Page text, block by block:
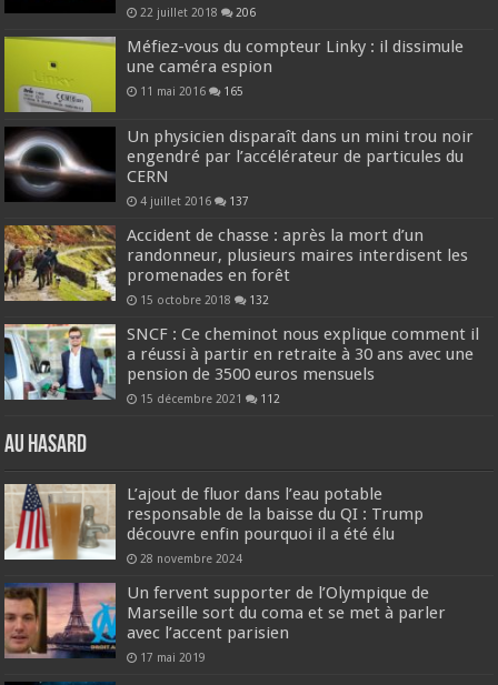
22 juillet 2018 206
Méfiez-vous du compteur Linky : il dissimule
une caméra espion
11 mai 2016 165
Un physicien disparaît dans un mini trou noir
engendré par l’accélérateur de particules du
CERN
4 juillet 2016 137
Accident de chasse : après la mort d’un
randonneur, plusieurs maires interdisent les
promenades en forêt
15 octobre 2018 132
SNCF : Ce cheminot nous explique comment il
a réussi à partir en retraite à 30 ans avec une
pension de 3500 euros mensuels
15 décembre 2021 112
Au hasard
L’ajout de fluor dans l’eau potable
responsable de la baisse du QI : Trump
découvre enfin pourquoi il a été élu
28 novembre 2024
Un fervent supporter de l’Olympique de
Marseille sort du coma et se met à parler
avec l’accent parisien
17 mai 2019